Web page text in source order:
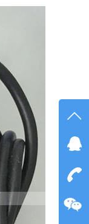
点我